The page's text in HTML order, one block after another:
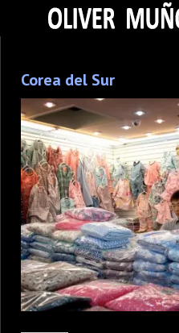
FOTOGRAFIAS
CONTACTO
PEDIDOS
Corea del Sur